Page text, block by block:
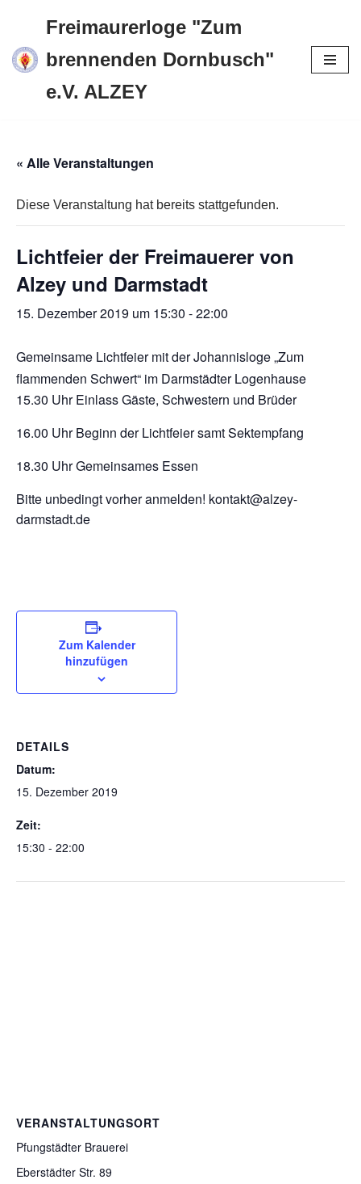
Zum
Inhalt
springen
Freimaurerloge "Zum
brennenden Dornbusch"
e.V. ALZEY
« Alle Veranstaltungen
Diese Veranstaltung hat bereits stattgefunden.
Lichtfeier der Freimauerer von
Alzey und Darmstadt
15. Dezember 2019 um 15:30 -22:00
Gemeinsame Lichtfeier mit der Johannisloge „Zum
flammenden Schwert“ im Darmstädter Logenhause
15.30 Uhr Einlass Gäste, Schwestern und Brüder
16.00 Uhr Beginn der Lichtfeier samt Sektempfang
18.30 Uhr Gemeinsames Essen
Bitte unbedingt vorher anmelden! kontakt@alzey-
darmstadt.de
Zum Kalender
hinzufügen
DETAILS
Datum:
15. Dezember 2019
Zeit:
15:30 - 22:00
VERANSTALTUNGSORT
Pfungstädter Brauerei
Eberstädter Str. 89